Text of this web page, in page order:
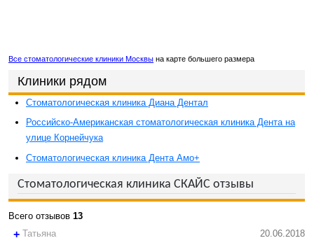
Все стоматологические клиники Москвы на карте большего размера
Клиники рядом
Стоматологическая клиника Диана Дентал
Российско-Американская стоматологическая клиника Дента на
улице Корнейчука
Стоматологическая клиника Дента Амо+
Стоматологическая клиника СКАЙС отзывы
Всего отзывов 13
+ Татьяна
20.06.2018